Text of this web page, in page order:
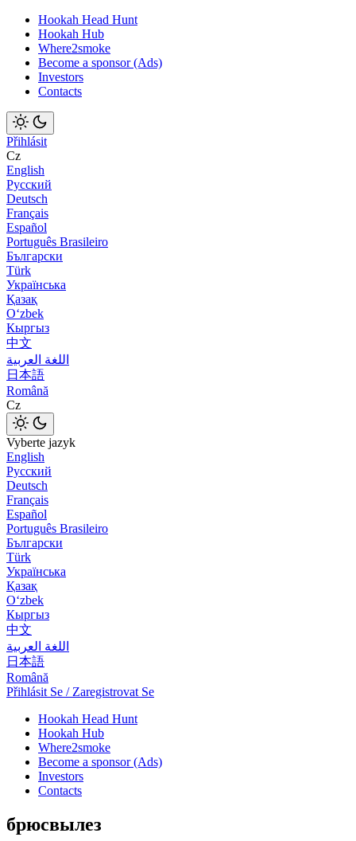
Hookah Head Hunt
Hookah Hub
Where2smoke
Become a sponsor (Ads)
Investors
Contacts
Přihlásit
Cz
English
Русский
Deutsch
Français
Español
Português Brasileiro
Български
Türk
Українська
Қазақ
Оʻzbek
Кыргыз
中文
اللغة العربية
日本語
Română
Cz
Vyberte jazyk
English
Русский
Deutsch
Français
Español
Português Brasileiro
Български
Türk
Українська
Қазақ
Оʻzbek
Кыргыз
中文
اللغة العربية
日本語
Română
Přihlásit Se / Zaregistrovat Se
Hookah Head Hunt
Hookah Hub
Where2smoke
Become a sponsor (Ads)
Investors
Contacts
брюсвылез